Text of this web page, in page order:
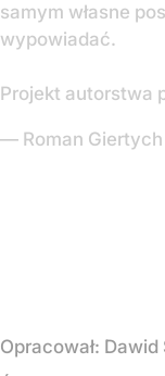
samym własne
wypowiadać.
Projekt autorstwa
— Roman
Opracował: Dawid